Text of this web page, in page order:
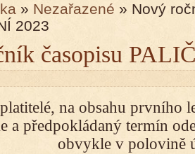
» Nezařazené » Nový
2023
časopisu
na obsahu prvního
a předpokládaný termín
obvykle v polovině